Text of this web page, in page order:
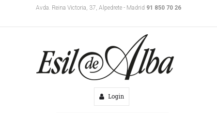
Avda. Reina Victoria, 37, Alpedrete - Madrid 91 850 70 26
Login